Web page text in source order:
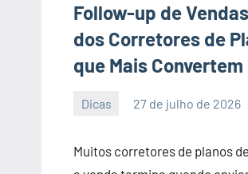
Follow-up de
dos Corretores de
que Mais Convertem
Dicas 27 de julho de 2026
Muitos corretores de planos